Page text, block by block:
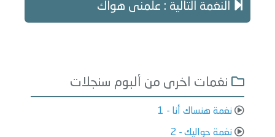
النغمة التالية : علمنى هواك
نغمات اخرى من ألبوم سنجلات
نغمة هنساك أنا - 1
نغمة حواليك - 2